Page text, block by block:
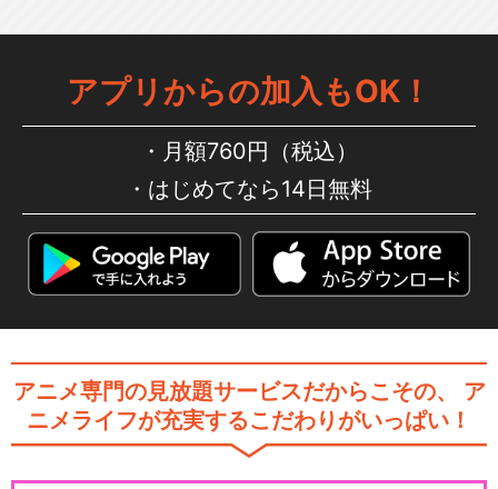
Identity V STAGE Episod…
アプリからの加入もOK！
月額760円（税込）
はじめてなら14日無料
アニメ専門の見放題サービスだからこその、
ア
ニメライフが充実するこだわりがいっぱい！